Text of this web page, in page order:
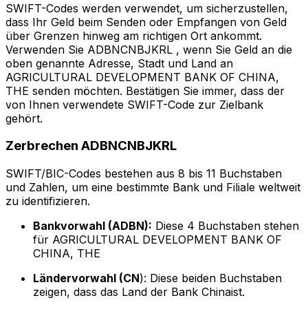
SWIFT-Codes werden verwendet, um sicherzustellen,
dass Ihr Geld beim Senden oder Empfangen von Geld
über Grenzen hinweg am richtigen Ort ankommt.
Verwenden Sie ADBNCNBJKRL , wenn Sie Geld an die
oben genannte Adresse, Stadt und Land an
AGRICULTURAL DEVELOPMENT BANK OF CHINA,
THE senden möchten. Bestätigen Sie immer, dass der
von Ihnen verwendete SWIFT-Code zur Zielbank
gehört.
Zerbrechen ADBNCNBJKRL
SWIFT/BIC-Codes bestehen aus 8 bis 11 Buchstaben
und Zahlen, um eine bestimmte Bank und Filiale weltweit
zu identifizieren.
Bankvorwahl (ADBN): Diese 4 Buchstaben stehen
für AGRICULTURAL DEVELOPMENT BANK OF
CHINA, THE
Ländervorwahl (CN): Diese beiden Buchstaben
zeigen, dass das Land der Bank Chinaist.